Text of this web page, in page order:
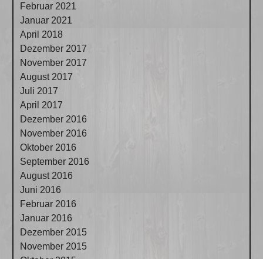
Februar 2021
Januar 2021
April 2018
Dezember 2017
November 2017
August 2017
Juli 2017
April 2017
Dezember 2016
November 2016
Oktober 2016
September 2016
August 2016
Juni 2016
Februar 2016
Januar 2016
Dezember 2015
November 2015